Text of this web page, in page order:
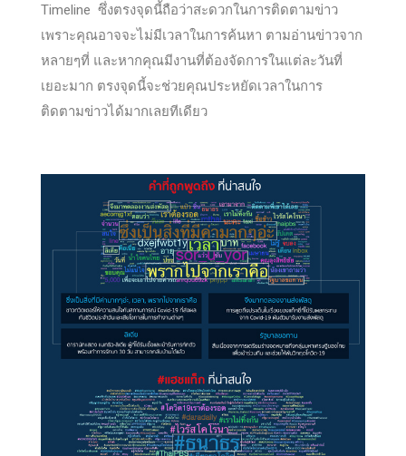
Timeline ซึ่งตรงจุดนี้ถือว่าสะดวกในการติดตามข่าว
เพราะคุณอาจจะไม่มีเวลาในการค้นหา ตามอ่านข่าวจาก
หลายๆที่ และหากคุณมีงานที่ต้องจัดการในแต่ละวันที่
เยอะมาก ตรงจุดนี้จะช่วยคุณประหยัดเวลาในการ
ติดตามข่าวได้มากเลยทีเดียว